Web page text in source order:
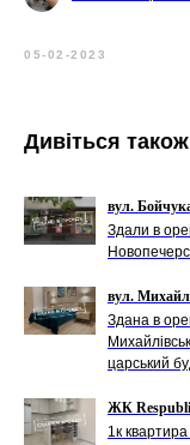
05-02-2023
Дивіться також
вул.
Здали в
вул.
Здана в
царський
ЖК
1к